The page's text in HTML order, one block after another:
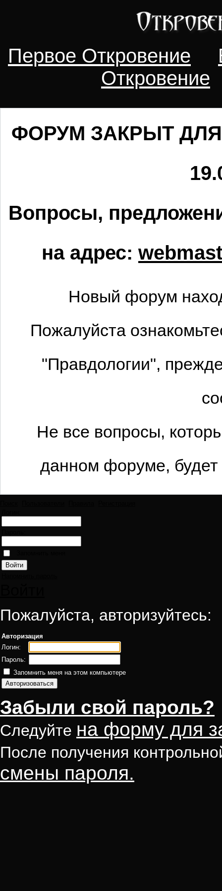
Первое Откровение
Откровение
ФОРУМ ЗАКРЫТ
Вопросы,
на адрес:
Новый форум
Пожалуйста
"Правдологии",
Не все вопросы,
данном форуме,
Пожалуйста, авторизуйтесь:
Авторизация
Логин:
Пароль:
Запомнить меня на этом компьютере
Забыли свой пароль?
Следуйте на форму для
После получения
смены пароля.